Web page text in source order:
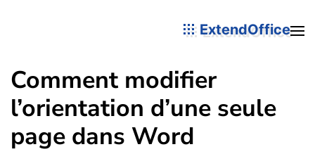
ExtendOffice
Comment modifier
l’orientation d’une seule
page dans Word